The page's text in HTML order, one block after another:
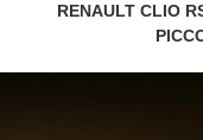
RENAULT CLIO